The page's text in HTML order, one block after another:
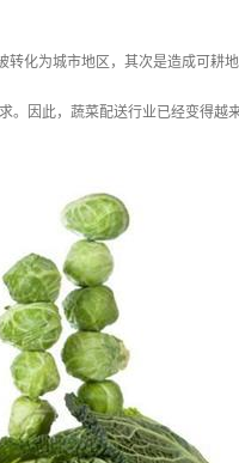
化为城市地区，其次是造成可耕
因此，蔬菜配送行业已经变得越来